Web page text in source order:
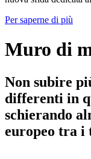
Per saperne di più
Muro di
Non subire
differenti in
schierando
europeo tra